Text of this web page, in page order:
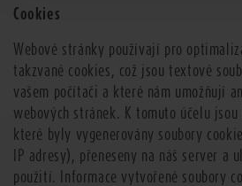
Cookies
Webové stránky používají pro
takzvané cookies, což jsou textové
vašem počítači a které nám umožňují
webových stránek. K tomuto účelu
které byly vygenerovány soubory
IP adresy), přeneseny na náš server a
použití. Informace vytvořené soubory